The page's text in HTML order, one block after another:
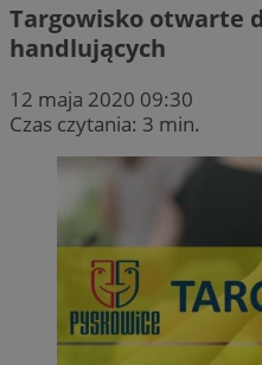
Targowisko otwarte
handlujących
12 maja 2020 09:30
Czas czytania: 3 min.